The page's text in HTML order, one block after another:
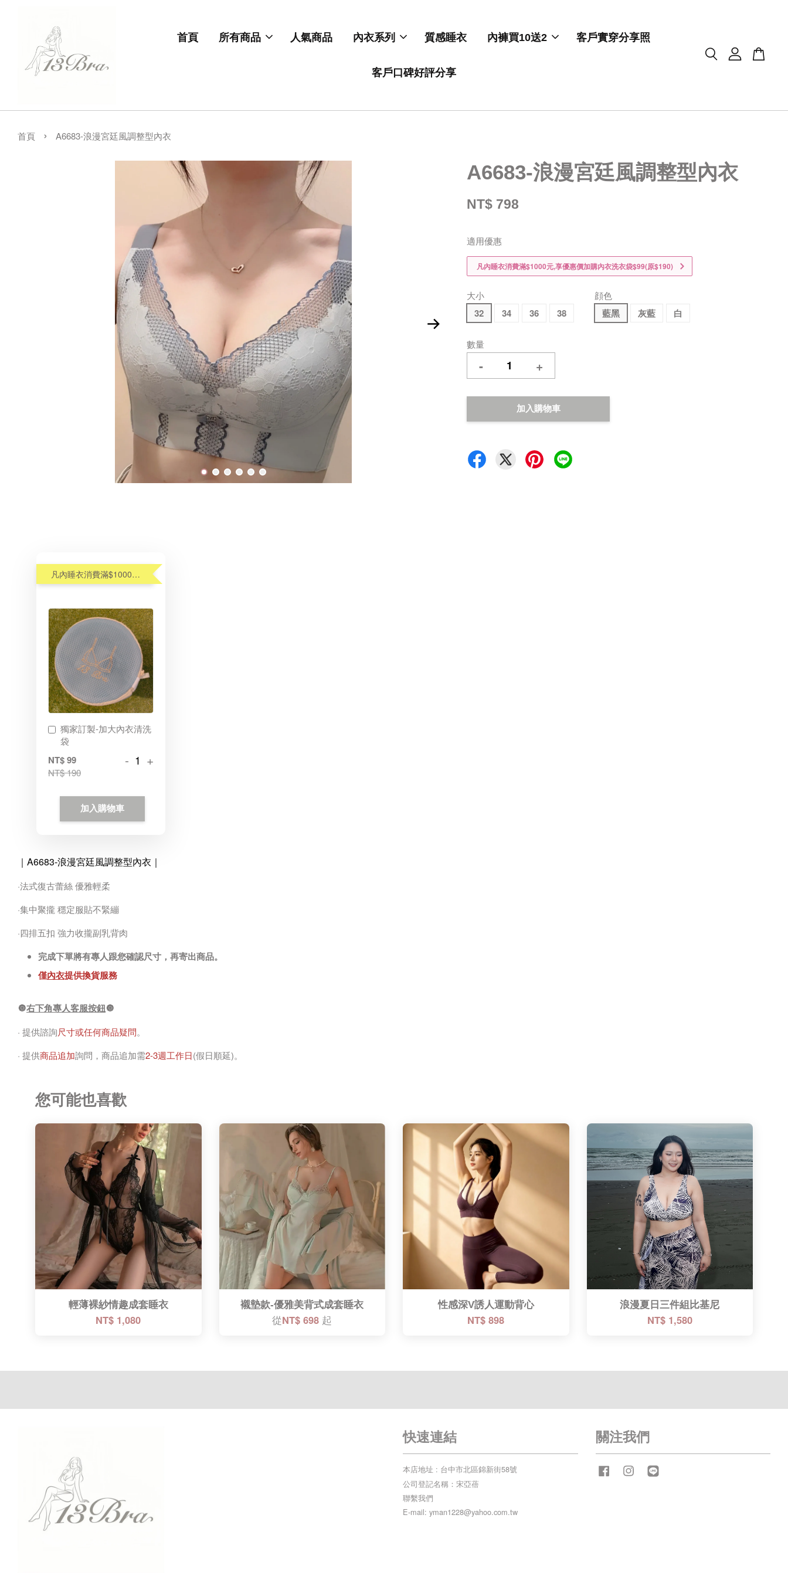
首頁 所有商品 人氣商品 內衣系列 質感睡衣 內褲買10送2 客戶實穿分享照
客戶口碑好評分享
首頁 › A6683-浪漫宮廷風調整型內衣
A6683-浪漫宮廷風調整型內衣
NT$ 798
適用優惠
凡內睡衣消費滿$1000元,享優惠價加購內衣洗衣袋$99(原$190)
大小
32 34 36 38
顔色
藍黑 灰藍 白
數量
- +
加入購物車
凡內睡衣消費滿$1000元,享優惠價加購內衣洗衣袋$99(原$190)
獨家訂製-加大內衣清洗
袋
NT$ 99
NT$ 190
- +
加入購物車
｜A6683-浪漫宮廷風調整型內衣 ｜
·法式復古蕾絲 優雅輕柔
·集中聚攏 穩定服貼不緊繃
·四排五扣 強力收攏副乳背肉
完成下單將有專人跟您確認尺寸，再寄出商品。
僅內衣提供換貨服務
🔘右下角專人客服按鈕🔘
· 提供諮詢尺寸或任何商品疑問。
· 提供商品追加詢問，商品追加需2-3週工作日(假日順延)。
您可能也喜歡
輕薄裸紗情趣成套睡衣
NT$ 1,080
襯墊款-優雅美背式成套睡衣
從NT$ 698 起
性感深V誘人運動背心
NT$ 898
浪漫夏日三件組比基尼
NT$ 1,580
快速連結
本店地址 : 台中市北區錦新街58號
公司登記名稱：宋亞蓓
聯繫我們
E-mail: yman1228@yahoo.com.tw
關注我們
Facebook Instagram